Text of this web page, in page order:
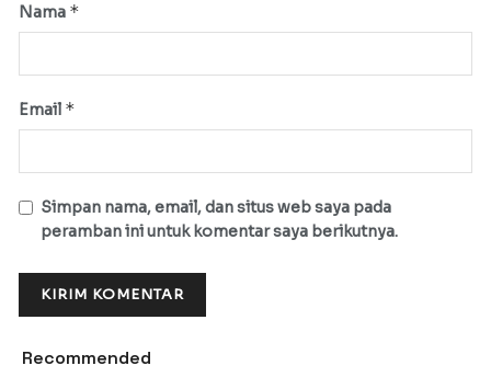
Nama *
Email *
Simpan nama, email, dan situs web saya pada
peramban ini untuk komentar saya berikutnya.
Recommended